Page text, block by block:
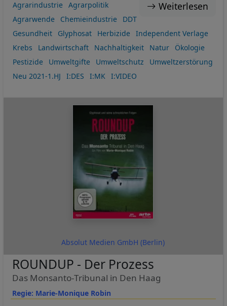
Weiterlesen
Agrarindustrie
Agrarpolitik
Agrarwende
Chemieindustrie
DDT
Gesundheit
Glyphosat Herbizide
Independent Verlage
Krebs
Landwirtschaft Nachhaltigkeit Natur
Ökologie
Pestizide
Umweltgifte Umweltschutz
Umweltzerstörung
Neu 2021-1.HJ
I:DES I:MK I:VIDEO
Absolut Medien GmbH (Berlin)
Regie: Marie-Monique Robin
ROUNDUP - Der Prozess
Das Monsanto-Tribunal in Den Haag